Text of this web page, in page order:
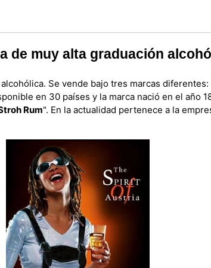
de muy alta graduación
Se vende bajo tres marcas diferentes:
en 30 países y la marca nació en el año
Rum". En la actualidad pertenece a la